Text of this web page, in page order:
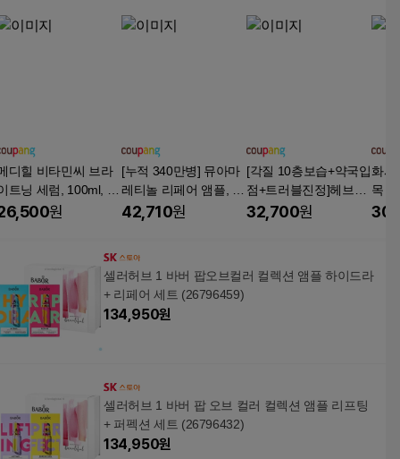
디힐 비타민씨 브라
트닝 세럼, 100ml, 1
원
[누적 340만병] 뮤아마
레티놀 리페어 앰플, 트
러블 진정 피지, 모공
42,710원
[각질 10층보습+약국입
점+트러블진정]헤브블
루 더마 징크 말차 MX
32,700원
화사
목
미간
셀러허브 1 바버 팝오브컬러 컬렉션 앰플 하이드라
+ 리페어 세트 (26796459)
134,950원
셀러허브 1 바버 팝 오브 컬러 컬렉션 앰플 리프팅
+ 퍼펙션 세트 (26796432)
134,950원